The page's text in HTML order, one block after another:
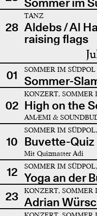
28
TANZ
Aldebs / Al
raising flags
01 SOMMER IM SÜDPOL
Sommer-
02
KONZERT, SOMMER
High on the
AMÆMI &
10
SOMMER IM
Buvette-Quiz
Mit Quizmaster Adi
12 SOMMER IM
Yoga an der
23
KONZERT, SOMMER
Adrian